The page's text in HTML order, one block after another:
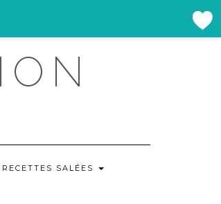
RECETTES SALÉES